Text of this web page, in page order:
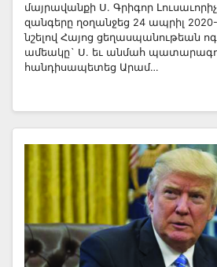
մայրավանքի Ս. Գրիգոր
զանգերը ղօղանջեց 24 ապրիլ
նշելով Հայոց ցեղասպանութեան
ամեակը` Ս. եւ անմահ
հանդիսապետեց Արամ…